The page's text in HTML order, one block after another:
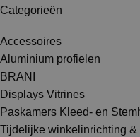
Categorieën
Accessoires
Aluminium profielen
BRANI
Displays Vitrines
Paskamers Kleed- en
Tijdelijke winkelinrichting